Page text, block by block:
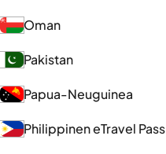
Oman
Pakistan
Papua-Neuguinea
Philippinen eTravel Pass